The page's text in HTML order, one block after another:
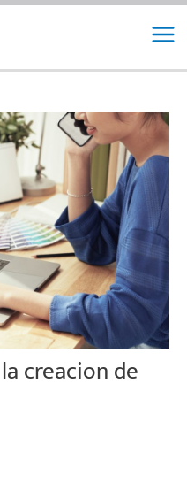
creacion de